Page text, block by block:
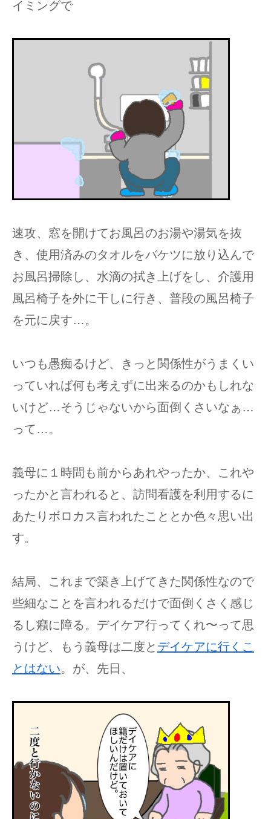
イミングで
速攻、窓を開けてお風呂のお湯や湯気を抜
き、使用済みのタオルをバケツに放り込んで
お風呂掃除し、水滴の拭き上げをし、介護用
風呂椅子を外に干しに行き、普段の風呂椅子
を元に戻す…。
いつも愚痴るけど、きっと関係性がうまくい
っていれば何も考えずに出来るのかもしれな
いけど…そうじゃないから面倒くさいなぁ…
って…。
義母に１時間も前からあれやったか、これや
ったかと言われると、訪問看護を利用するに
あたりボロカス言われたこととか色々思い出
す。
結局、これまで築き上げてきた関係性なので
些細なことを言われるだけで面倒くさく感じ
るし癪に障る。デイケア行ってくれ〜って思
うけど、もう義母は二度と デイケアに行くこ
とはない。が、先日、